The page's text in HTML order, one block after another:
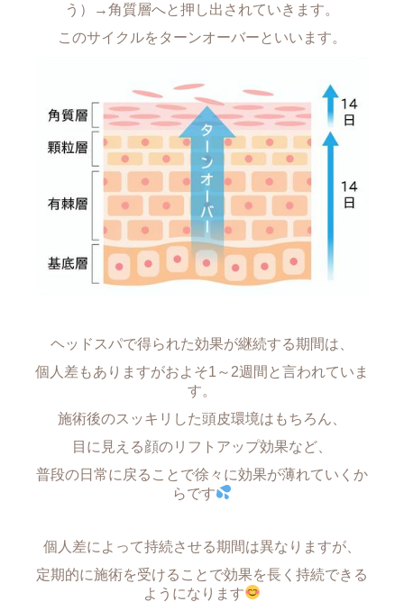
う）→角質層へと押し出されていきます。
このサイクルをターンオーバーといいます。
ヘッドスパで得られた効果が継続する期間は、
個人差もありますがおよそ1～2週間と言われていま
す。
施術後のスッキリした頭皮環境はもちろん、
目に見える顔のリフトアップ効果など、
普段の日常に戻ることで徐々に効果が薄れていくか
らです
個人差によって持続させる期間は異なりますが、
定期的に施術を受けることで効果を長く持続できる
ようになります